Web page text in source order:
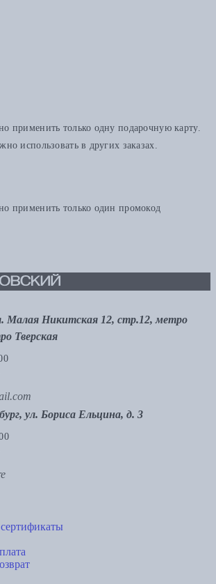
применить только одну подарочную карту.
использовать в других заказах.
применить только один промокод
Малая Никитская 12, стр.12, метро
Тверская
ул. Бориса Ельцина, д. 3